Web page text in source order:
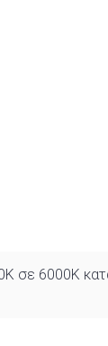
σε 6000K